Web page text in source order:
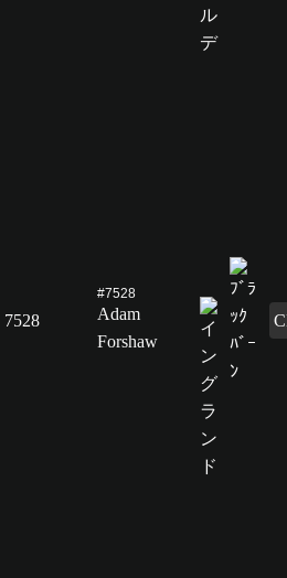
7528
#7528
Adam
Forshaw